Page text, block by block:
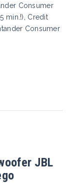
Consumer
min.!), Credit
Consumer
JBL